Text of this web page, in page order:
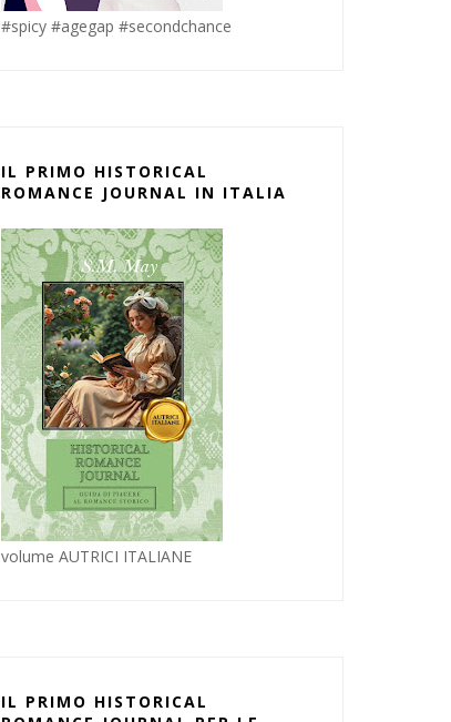
#spicy #agegap #secondchance
IL PRIMO HISTORICAL
ROMANCE JOURNAL IN ITALIA
volume AUTRICI ITALIANE
IL PRIMO HISTORICAL